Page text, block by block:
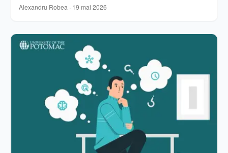
Alexandru Robea · 19 mai 2026